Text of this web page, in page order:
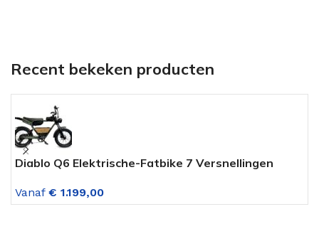
Recent bekeken producten
Diablo Q6 Elektrische-Fatbike 7 Versnellingen
Vanaf € 1.199,00